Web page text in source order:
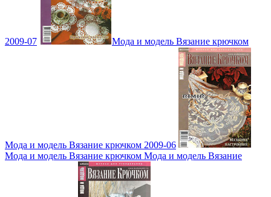
2009-07 Мода и модель Вязание крючком
Мода и модель Вязание крючком 2009-06
Мода и модель Вязание крючком Мода и модель Вязание